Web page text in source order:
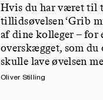
Hvis du har været til
tillidsøvelsen ‘Grib
af dine kolleger – for
overskægget, som
skulle lave øvelsen
Oliver Stilling